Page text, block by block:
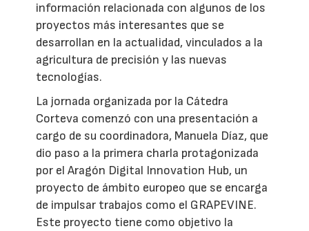
información relacionada con algunos de los
proyectos más interesantes que se
desarrollan en la actualidad, vinculados a la
agricultura de precisión y las nuevas
tecnologías.
La jornada organizada por la Cátedra
Corteva comenzó con una presentación a
cargo de su coordinadora, Manuela Díaz, que
dio paso a la primera charla protagonizada
por el Aragón Digital Innovation Hub, un
proyecto de ámbito europeo que se encarga
de impulsar trabajos como el GRAPEVINE.
Este proyecto tiene como objetivo la